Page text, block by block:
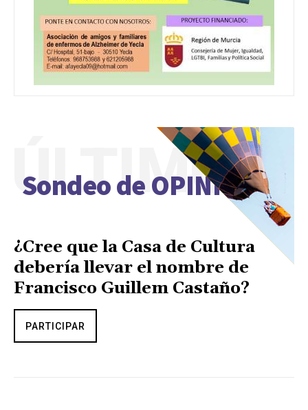
Sondeo de OPINIÓN
ÚLTIMO
¿Cree que la Casa de Cultura
debería llevar el nombre de
Francisco Guillem Castaño?
PARTICIPAR